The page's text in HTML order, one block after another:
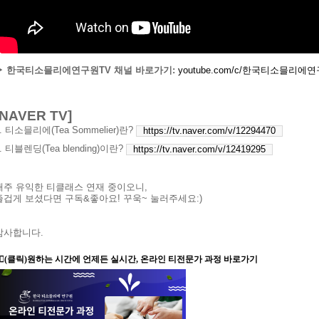
한국티소믈리에연구원TV 채널 바로가기 : youtube.com/c/한국티소믈리에연
TV]
티소믈리에(Tea Sommelier)란?
https://tv.naver.com/v/12294470
티블렌딩(Tea blending)이란?
https://tv.naver.com/v/12419295
주 유익한 티클래스 연재 중이오니 ,
겁게 보셨다면 구독&좋아요! 꾸욱~ 눌러주세요:)
사합니다.
(클릭)원하는 시간에 언제든 실시간, 온라인 티전문가 과정 바로가기